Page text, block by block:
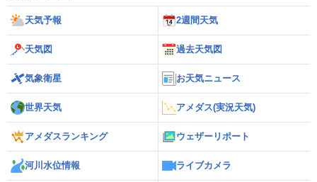
天気予報 2週間天気
天気図 過去天気図
気象衛星 お天気ニュース
世界天気 アメダス(実況天気)
アメダスランキング ウェザーリポート
河川水位情報 ライブカメラ